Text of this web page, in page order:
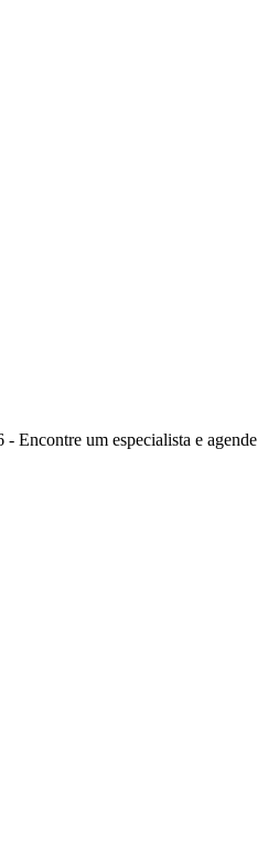
Encontre um especialista e agende